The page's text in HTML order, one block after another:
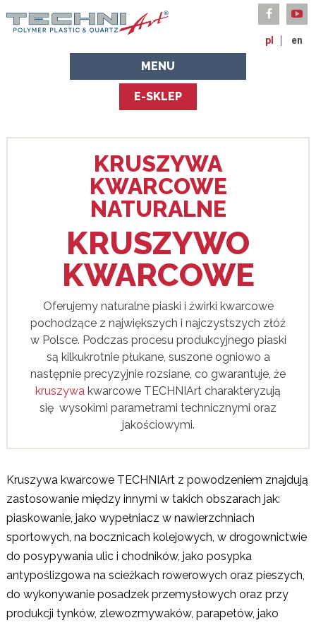
pl en
MENU
E-SKLEP
KRUSZYWA
KWARCOWE
NATURALNE
KRUSZYWO
KWARCOWE
Oferujemy naturalne piaski i żwirki kwarcowe
pochodzące z największych i najczystszych złóż
w Polsce. Podczas procesu produkcyjnego piaski
są kilkukrotnie płukane, suszone ogniowo a
następnie precyzyjnie rozsiane, co gwarantuje, że
kruszywa kwarcowe TECHNIArt charakteryzują
się wysokimi parametrami technicznymi oraz
jakościowymi.
Kruszywa kwarcowe TECHNIArt z powodzeniem znajdują
zastosowanie między innymi w takich obszarach jak:
piaskowanie, jako wypełniacz w nawierzchniach
sportowych, na bocznicach kolejowych, w drogownictwie
do posypywania ulic i chodników, jako posypka
antypoślizgowa na scieżkach rowerowych oraz pieszych,
do wykonywanie posadzek przemysłowych oraz przy
produkcji tynków, zlewozmywaków, parapetów, jako